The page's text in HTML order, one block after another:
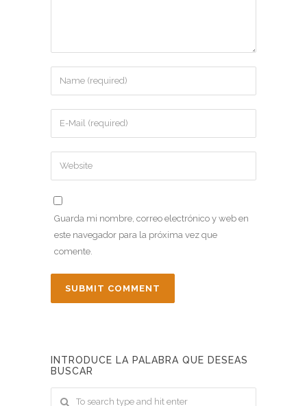
Guarda mi nombre, correo electrónico y web en
este navegador para la próxima vez que
comente.
INTRODUCE LA PALABRA QUE DESEAS
BUSCAR